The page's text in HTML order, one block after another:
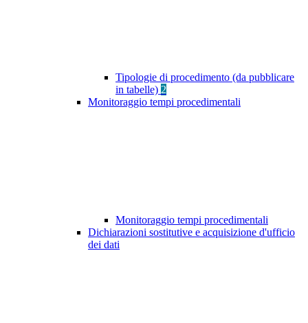
Tipologie di procedimento (da pubblicare
in tabelle) 2
Monitoraggio tempi procedimentali
Monitoraggio tempi procedimentali
Dichiarazioni sostitutive e acquisizione d'ufficio
dei dati